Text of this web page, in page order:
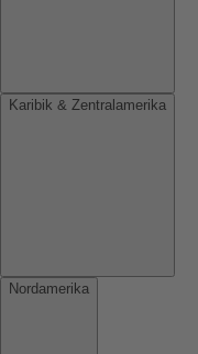
Karibik & Zentralamerika
Nordamerika